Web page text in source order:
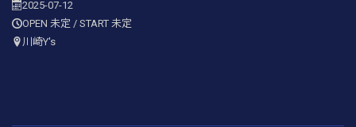
2025-07-12
OPEN 未定 / START 未定
川崎Y's